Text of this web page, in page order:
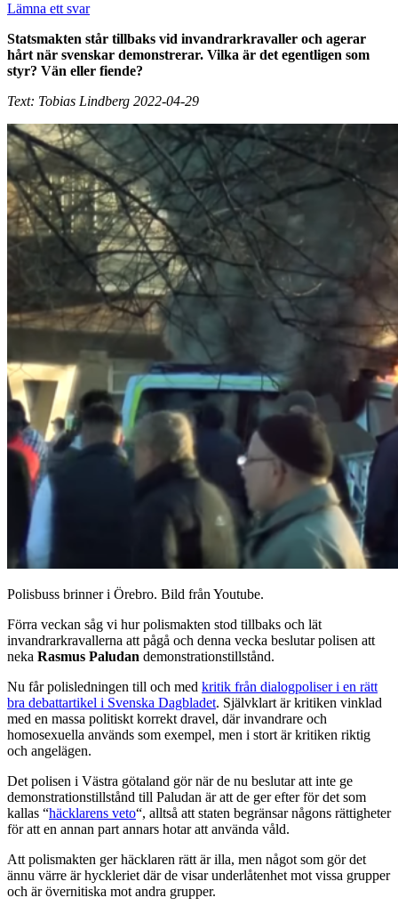
Lämna ett svar
Statsmakten står tillbaks vid invandrarkravaller och agerar
hårt när svenskar demonstrerar. Vilka är det egentligen som
styr? Vän eller fiende?
Text: Tobias Lindberg 2022-04-29
Polisbuss brinner i Örebro. Bild från Youtube.
Förra veckan såg vi hur polismakten stod tillbaks och lät
invandrarkravallerna att pågå och denna vecka beslutar polisen att
neka Rasmus Paludan demonstrationstillstånd.
Nu får polisledningen till och med kritik från dialogpoliser i en rätt
bra debattartikel i Svenska Dagbladet. Självklart är kritiken vinklad
med en massa politiskt korrekt dravel, där invandrare och
homosexuella används som exempel, men i stort är kritiken riktig
och angelägen.
Det polisen i Västra götaland gör när de nu beslutar att inte ge
demonstrationstillstånd till Paludan är att de ger efter för det som
kallas “häcklarens veto“, alltså att staten begränsar någons rättigheter
för att en annan part annars hotar att använda våld.
Att polismakten ger häcklaren rätt är illa, men något som gör det
ännu värre är hyckleriet där de visar underlåtenhet mot vissa grupper
och är övernitiska mot andra grupper.